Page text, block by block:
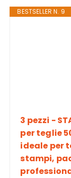
BESTSELLER N. 9
3 pezzi -
per teglie
ideale per
stampi,